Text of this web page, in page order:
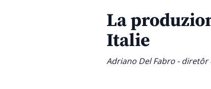
La
Italie
Adriano Del Fabro -